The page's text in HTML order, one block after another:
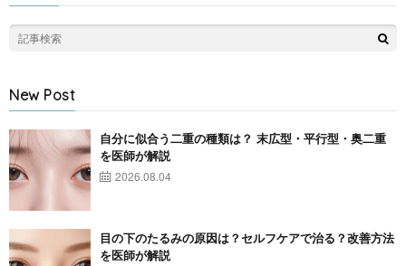
New Post
自分に似合う二重の種類は？ 末広型・平行型・奥二重
を医師が解説
2026.08.04
目の下のたるみの原因は？セルフケアで治る？改善方法
を医師が解説